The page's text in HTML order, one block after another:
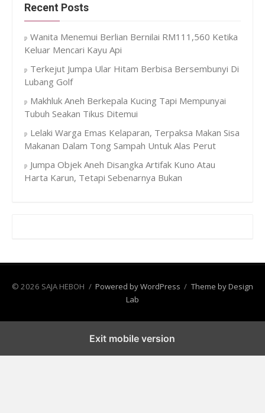
Recent Posts
Wanita Menemui Berlian Bernilai RM111,560 Ketika
Keluar Mencari Kayu Api
Terkejut Jumpa Ular Hitam Berbisa Bersembunyi Di
Lubang Golf
Makhluk Aneh Berkepala Kucing Tapi Mempunyai
Tubuh Seakan Tikus Ditemui
Lelaki Warga Emas Kelaparan, Terpaksa Makan Sisa
Makanan Dalam Tong Sampah Untuk Alas Perut
Jumpa Objek Aneh Disangka Artifak Kuno Atau
Harta Karun, Tetapi Sebenarnya Bukan
© 2026 SAJA HEBOH / Powered by WordPress / Theme by Design
Lab
Exit mobile version